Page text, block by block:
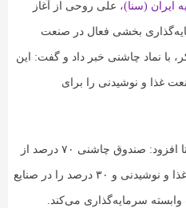
ایران (سنا)، علی روحی از آغاز
بخشی فعال در صنعت
با نماد چاشنی خبر داد و گفت: این
غذا و نوشیدنی را برای
مدیر عامل شرکت سبدگردان ویستا افزود: صندوق چاشنی ۷۰ درصد از
منابع خود را در شرکت‌های صنعت غذا و نوشیدنی و ۳۰ درصد را در صنایع
سرمایه‌گذاری می‌کند.